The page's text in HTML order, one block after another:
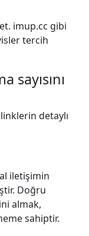
imup.cc gibi
tercih
sayısını
detaylı
iletişimin
Doğru
almak,
sahiptir.